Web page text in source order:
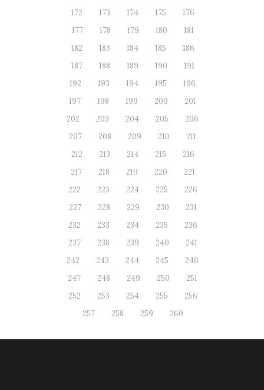
172
173 174 175
176
177
178 179 180
181
182
183 184 185
186
187
188 189 190
191
192
193 194 195
196
197
198 199 200
201
202
203 204 205
206
207
208 209 210
211
212
213 214 215
216
217
218 219 220
221
222
223 224 225
226
227
228 229 230
231
232
233 234 235
236
237
238 239 240
241
242
243 244 245
246
247
248 249 250
251
252
253 254 255
256
257
258 259 260